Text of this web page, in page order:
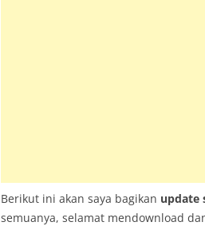
Berikut ini akan saya bagikan update
semuanya, selamat mendownload